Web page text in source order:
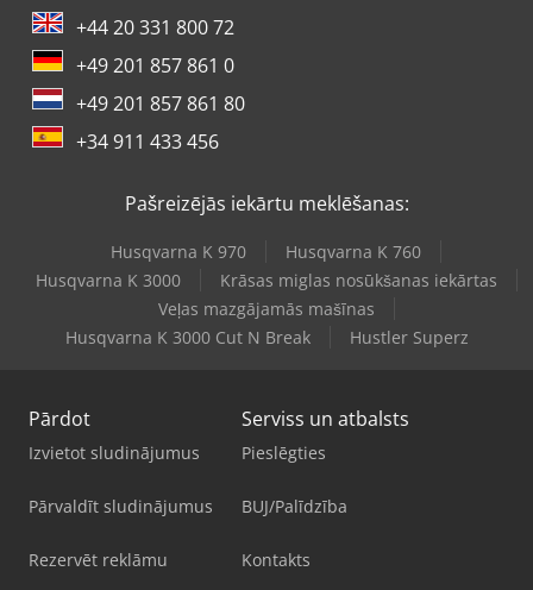
+44 20 331 800 72
+49 201 857 861 0
+49 201 857 861 80
+34 911 433 456
Pašreizējās iekārtu meklēšanas:
Husqvarna K 970
Husqvarna K 760
Husqvarna K 3000
Krāsas miglas nosūkšanas iekārtas
Veļas mazgājamās mašīnas
Husqvarna K 3000 Cut N Break
Hustler Superz
Pārdot
Izvietot sludinājumus
Pārvaldīt sludinājumus
Rezervēt reklāmu
Serviss un atbalsts
Pieslēgties
BUJ/Palīdzība
Kontakts